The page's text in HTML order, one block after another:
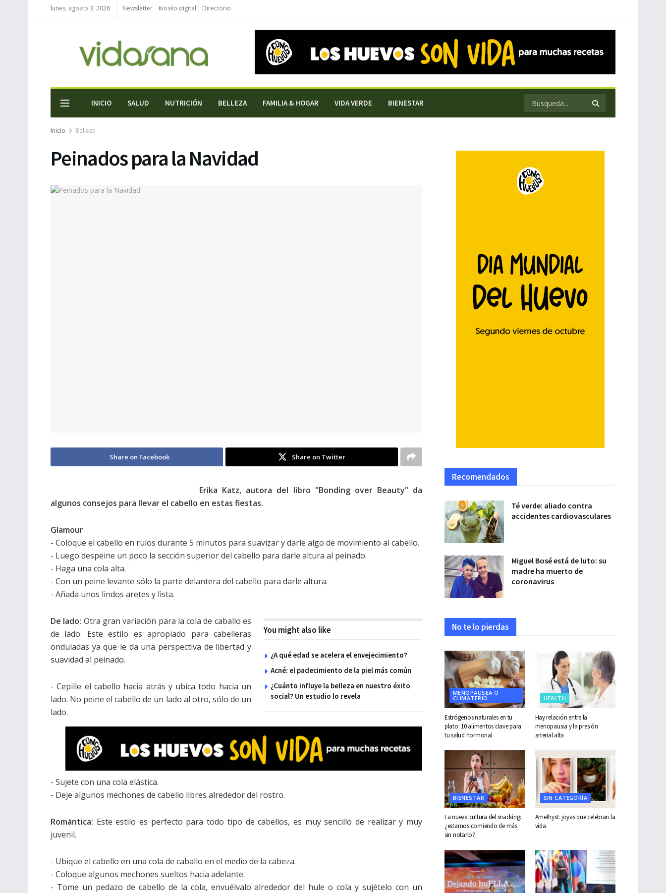
lunes, agosto 3, 2026 Newsletter Kiosko digital Directorio
INICIO SALUD NUTRICIÓN BELLEZA FAMILIA & HOGAR VIDA VERDE BIENESTAR
Inicio Belleza
Peinados para la Navidad
Share on Facebook Share on Twitter
Erika Katz, autora del libro "Bonding over Beauty" da
algunos consejos para llevar el cabello en estas fiestas.
Glamour
- Coloque el cabello en rulos durante 5 minutos para suavizar y darle algo de movimiento al cabello.
- Luego despeine un poco la sección superior del cabello para darle altura al peinado.
- Haga una cola alta.
- Con un peine levante sólo la parte delantera del cabello para darle altura.
- Añada unos lindos aretes y lista.
You might also like
¿A qué edad se acelera el envejecimiento?
Acné: el padecimiento de la piel más común
¿Cuánto influye la belleza en nuestro éxito
social? Un estudio lo revela
De lado: Otra gran variación para la cola de caballo es
de lado. Este estilo es apropiado para cabelleras
onduladas ya que le da una perspectiva de libertad y
suavidad al peinado.
- Cepille el cabello hacia atrás y ubica todo hacia un
lado. No peine el cabello de un lado al otro, sólo de un
lado.
- Sujete con una cola elástica.
- Deje algunos mechones de cabello libres alrededor del rostro.
Romántica: Este estilo es perfecto para todo tipo de cabellos, es muy sencillo de realizar y muy
juvenil.
- Ubique el cabello en una cola de caballo en el medio de la cabeza.
- Coloque algunos mechones sueltos hacia adelante.
- Tome un pedazo de cabello de la cola, envuélvalo alrededor del hule o cola y sujételo con un
Recomendados
Té verde: aliado contra
accidentes cardiovasculares
Miguel Bosé está de luto: su
madre ha muerto de
coronavirus
No te lo pierdas
MENOPAUSEA O
CLIMATERIO
Estrógenos naturales en tu
plato: 10 alimentos clave para
tu salud hormonal
HEALTH
Hay relación entre la
menopausia y la presión
arterial alta
BIENESTAR
La nueva cultura del snacking:
¿estamos comiendo de más
sin notarlo?
SIN CATEGORÍA
Amethyst: joyas que celebran la
vida